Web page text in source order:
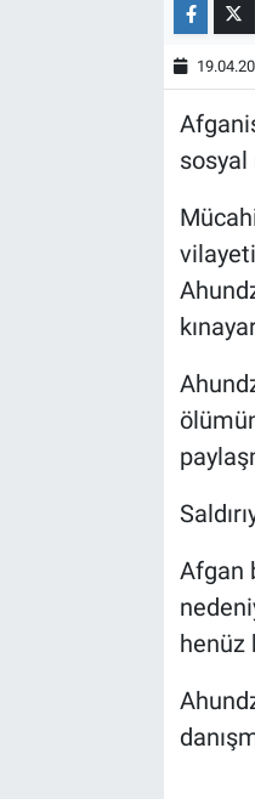
sosyal
Afgan
henüz